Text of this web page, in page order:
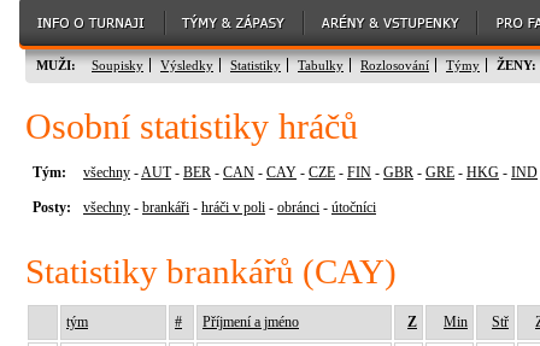
MUŽI: Soupisky Výsledky Statistiky Tabulky Rozlosování Týmy ŽENY:
Osobní statistiky hráčů
Tým: všechny -AUT- BER - CAN - CAY - CZE - FIN - GBR - GRE - HKG - IND
Posty: všechny - brankáři - hráči v poli - obránci - útočníci
Statistiky brankářů (CAY)
tým # Příjmení a jméno Z Min Stř